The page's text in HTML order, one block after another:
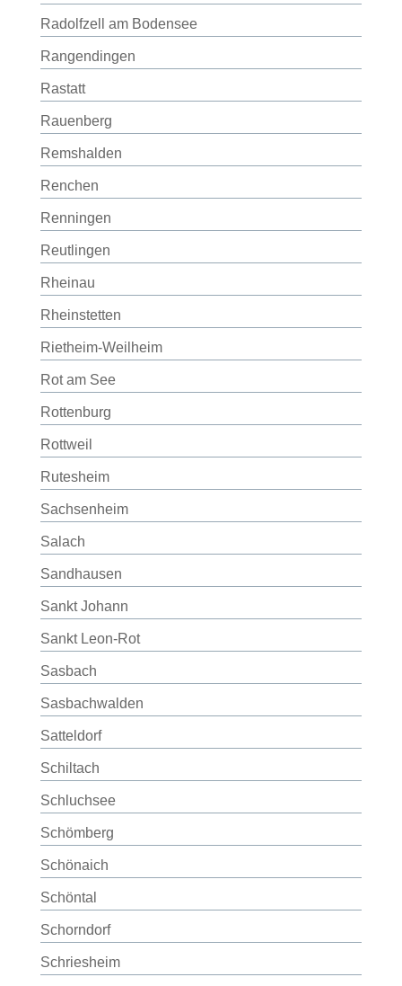
Radolfzell am Bodensee
Rangendingen
Rastatt
Rauenberg
Remshalden
Renchen
Renningen
Reutlingen
Rheinau
Rheinstetten
Rietheim-Weilheim
Rot am See
Rottenburg
Rottweil
Rutesheim
Sachsenheim
Salach
Sandhausen
Sankt Johann
Sankt Leon-Rot
Sasbach
Sasbachwalden
Satteldorf
Schiltach
Schluchsee
Schömberg
Schönaich
Schöntal
Schorndorf
Schriesheim